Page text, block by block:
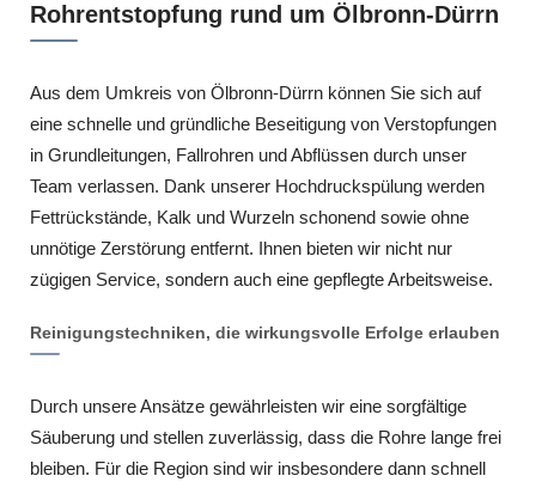
Rohrentstopfung rund um Ölbronn-Dürrn
Aus dem Umkreis von Ölbronn-Dürrn können Sie sich auf
eine schnelle und gründliche Beseitigung von Verstopfungen
in Grundleitungen, Fallrohren und Abflüssen durch unser
Team verlassen. Dank unserer Hochdruckspülung werden
Fettrückstände, Kalk und Wurzeln schonend sowie ohne
unnötige Zerstörung entfernt. Ihnen bieten wir nicht nur
zügigen Service, sondern auch eine gepflegte Arbeitsweise.
Reinigungstechniken, die wirkungsvolle Erfolge erlauben
Durch unsere Ansätze gewährleisten wir eine sorgfältige
Säuberung und stellen zuverlässig, dass die Rohre lange frei
bleiben. Für die Region sind wir insbesondere dann schnell